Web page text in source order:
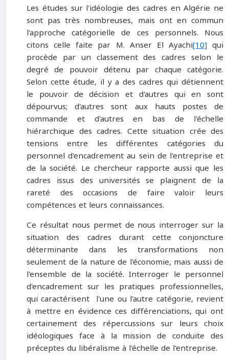
Les études sur l'idéologie des cadres en Algérie ne
sont pas très nombreuses, mais ont en commun
l'approche catégorielle de ces personnels. Nous
citons celle faite par M. Anser El Ayachi[10]qui
procède par un classement des cadres selon le
degré de pouvoir détenu par chaque catégorie.
Selon cette étude, il y a des cadres qui détiennent
le pouvoir de décision et d'autres qui en sont
dépourvus; d'autres sont aux hauts postes de
commande et d'autres en bas de l'échelle
hiérarchique des cadres. Cette situation crée des
tensions entre les différentes catégories du
personnel d'encadrement au sein de l'entreprise et
de la société. Le chercheur rapporte aussi que les
cadres issus des universités se plaignent de la
rareté des occasions de faire valoir leurs
compétences et leurs connaissances.
Ce résultat nous permet de nous interroger sur la
situation des cadres durant cette conjoncture
déterminante dans les transformations non
seulement de la nature de l'économie, mais aussi de
l'ensemble de la société. Interroger le personnel
d'encadrement sur les pratiques professionnelles,
qui caractérisent l'une ou l'autre catégorie, revient
à mettre en évidence ces différenciations, qui ont
certainement des répercussions sur leurs choix
idéologiques face à la mission de conduite des
préceptes du libéralisme à l'échelle de l'entreprise.